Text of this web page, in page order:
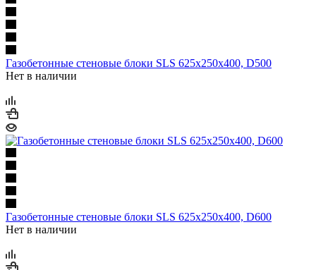
Газобетонные стеновые блоки SLS 625х250х400, D500
Нет в наличии
Газобетонные стеновые блоки SLS 625х250х400, D600
Нет в наличии